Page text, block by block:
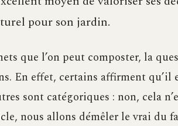
pour son jardin.
que l’on peut composter, la
En effet, certains affirment qu’il
sont catégoriques : non, cela
nous allons démêler le vrai du